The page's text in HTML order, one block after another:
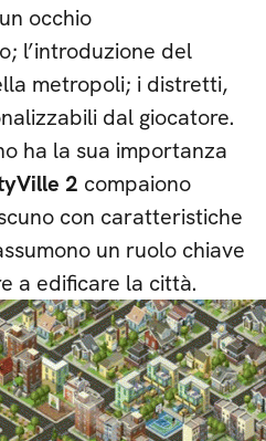
occhio
l’introduzione del
metropoli; i distretti,
dal giocatore.
ha la sua importanza
2 compaiono
con caratteristiche
un ruolo chiave
a edificare la città.